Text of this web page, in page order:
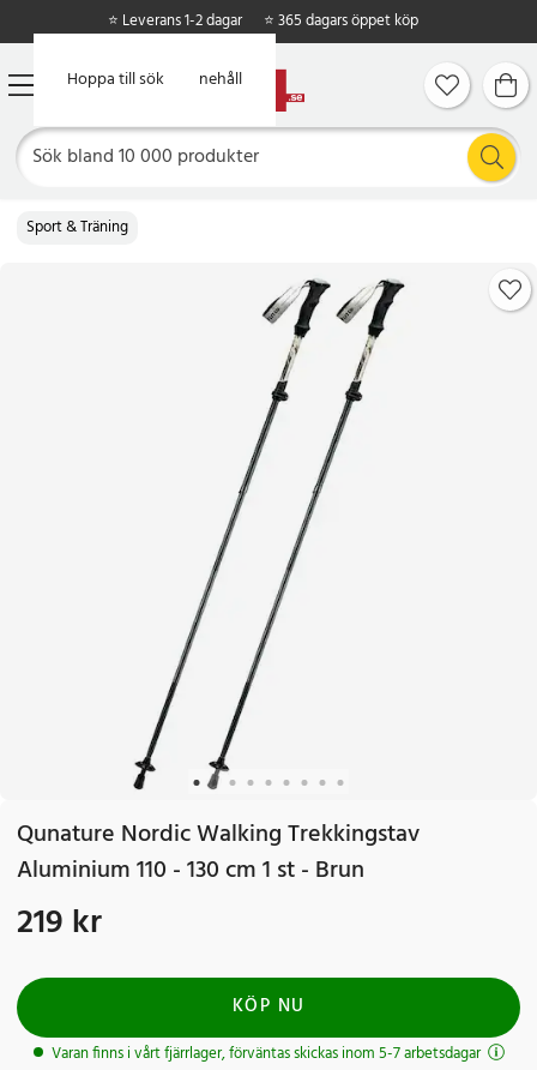
Hoppa till huvudinnehåll
Hoppa till sök
⭐ Leverans 1-2 dagar ⭐ 365 dagars öppet köp
Sport & Träning
Qunature Nordic Walking Trekkingstav
Aluminium 110 - 130 cm 1 st - Brun
Pris:219 kr
219 kr
KÖP NU
Varan finns i vårt fjärrlager, förväntas skickas inom 5-7 arbetsdagar